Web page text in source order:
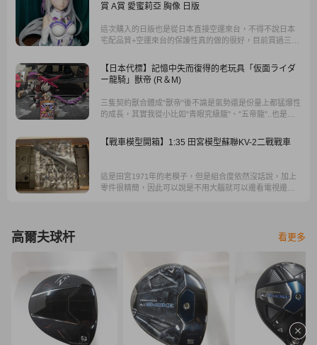
賞 A賞 愛蜜莉亞 胸像 日版
這次購入的日版也是從日本直接空運來台，不得不說日本
宅配品質+空運來台的保護性真的做的很好，目前買過三四
傷。
【日本代標】記憶中失而復得的老玩具「仮面ライダ
ー龍騎」獸帝 (R＆M)
三隻契約獸合體成"獸帝"後不論是氣勢還是份量上都猛爆性
的成長，其實我從小比如"青眼究級龍"、"五帝龍"..也是我
【戰車模型開箱】1:35 田宮模型蘇聯KV-2二戰戰車
這是田宮1971年的老模子，但是組合度依然沒話說，加上
零件很精簡，因此可以說是不用大腦就可以邊看電視邊完
高爾夫球杆 看更多